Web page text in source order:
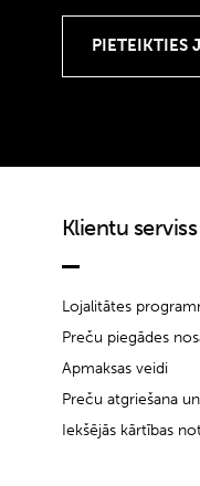
Klientu serviss
Lojalitātes
Preču piegādes
Apmaksas veidi
Preču atgriešana
Iekšējās kārtības